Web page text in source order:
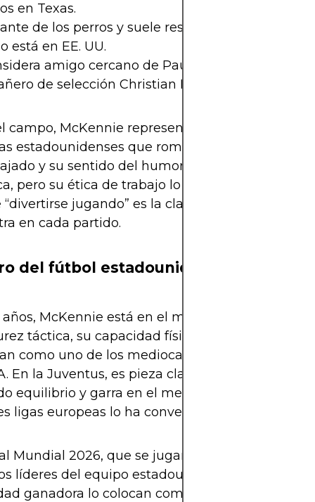
en Texas.
de los perros y suele rescatar animales
está en EE. UU.
amigo cercano de Paulo Dybala y de su
de selección Christian Pulisic.
campo, McKennie representa una nueva
estadounidenses que rompen barreras
y su sentido del humor lo convierten en
pero su ética de trabajo lo mantiene enfocado.
jugando” es la clave de su éxito, algo
en cada partido.
del fútbol estadounidense
años, McKennie está en el mejor momento de su
táctica, su capacidad física y su versatilidad
como uno de los mediocampistas más
En la Juventus, es pieza clave en el esquema
equilibrio y garra en el mediocampo. Su
ligas europeas lo ha convertido en un jugador
Mundial 2026, que se jugará en su país,
líderes del equipo estadounidense. Su
ganadora lo colocan como un modelo para